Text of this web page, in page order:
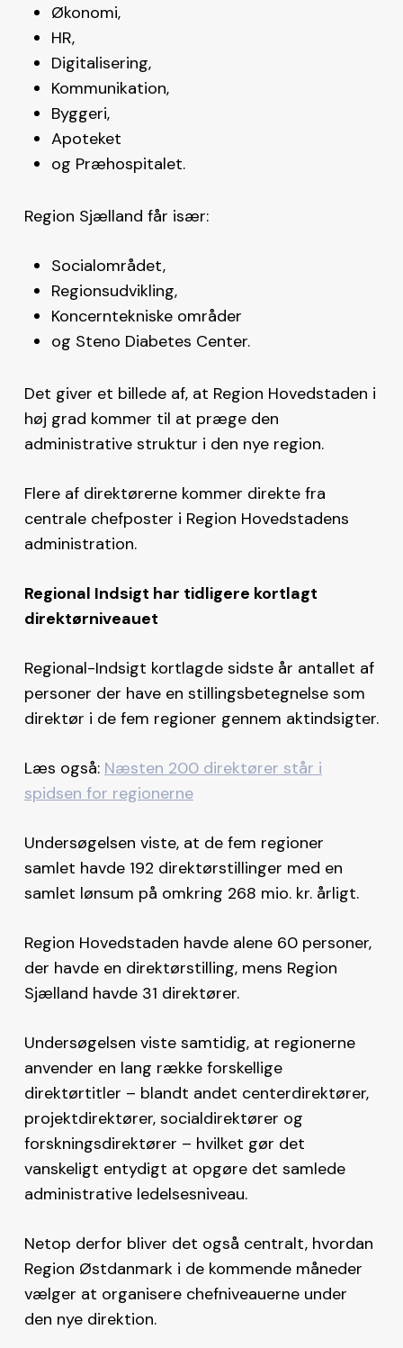
Økonomi,
HR,
Digitalisering,
Kommunikation,
Byggeri,
Apoteket
og Præhospitalet.
Region Sjælland får især:
Socialområdet,
Regionsudvikling,
Koncerntekniske områder
og Steno Diabetes Center.
Det giver et billede af, at Region Hovedstaden i
høj grad kommer til at præge den
administrative struktur i den nye region.
Flere af direktørerne kommer direkte fra
centrale chefposter i Region Hovedstadens
administration.
Regional Indsigt har tidligere kortlagt
direktørniveauet
Regional-Indsigt kortlagde sidste år antallet af
personer der have en stillingsbetegnelse som
direktør i de fem regioner gennem aktindsigter.
Læs også: Næsten 200 direktører står i
spidsen for regionerne
Undersøgelsen viste, at de fem regioner
samlet havde 192 direktørstillinger med en
samlet lønsum på omkring 268 mio. kr. årligt.
Region Hovedstaden havde alene 60 personer,
der havde en direktørstilling, mens Region
Sjælland havde 31 direktører.
Undersøgelsen viste samtidig, at regionerne
anvender en lang række forskellige
direktørtitler – blandt andet centerdirektører,
projektdirektører, socialdirektører og
forskningsdirektører – hvilket gør det
vanskeligt entydigt at opgøre det samlede
administrative ledelsesniveau.
Netop derfor bliver det også centralt, hvordan
Region Østdanmark i de kommende måneder
vælger at organisere chefniveauerne under
den nye direktion.